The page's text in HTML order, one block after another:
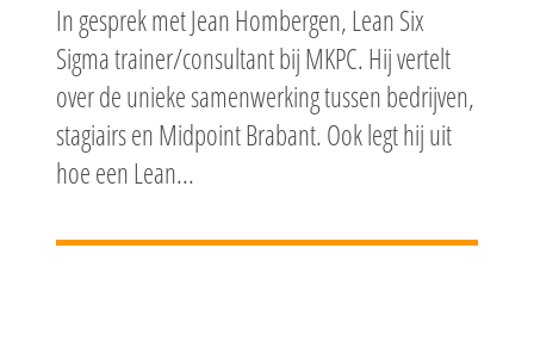
In gesprek met Jean Hombergen, Lean Six
Sigma trainer/consultant bij MKPC. Hij vertelt
over de unieke samenwerking tussen bedrijven,
stagiairs en Midpoint Brabant. Ook legt hij uit
hoe een Lean...